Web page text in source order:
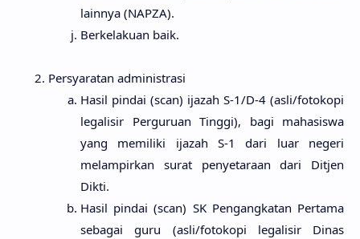
lainnya (NAPZA).
Berkelakuan baik.
Persyaratan administrasi
Hasil pindai (scan) ijazah S-1/D-4 (asli/fotokopi
legalisir Perguruan Tinggi), bagi mahasiswa
yang memiliki ijazah S-1 dari luar negeri
melampirkan surat penyetaraan dari Ditjen
Dikti.
Hasil pindai (scan) SK Pengangkatan Pertama
sebagai guru (asli/fotokopi legalisir Dinas